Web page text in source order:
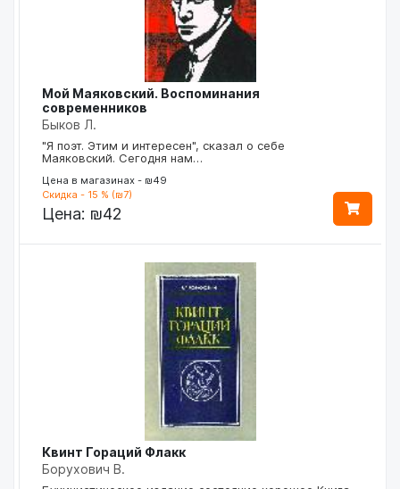
Мой Маяковский. Воспоминания
современников
Быков Л.
"Я поэт. Этим и интересен", сказал о себе
Маяковский. Сегодня нам…
Цена в магазинах - ₪49
Скидка - 15 % (₪7)
Цена: ₪42
Квинт Гораций Флакк
Борухович В.